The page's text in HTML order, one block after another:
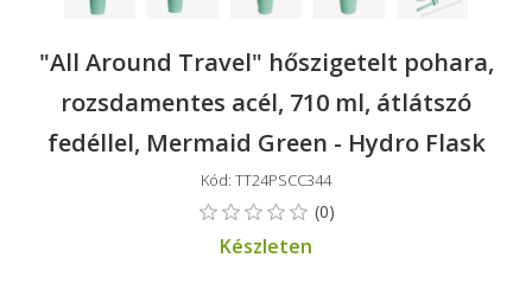
"All Around Travel" hőszigetelt pohara,
rozsdamentes acél, 710 ml, átlátszó
fedéllel, Mermaid Green - Hydro Flask
Kód: TT24PSCC344
Készleten